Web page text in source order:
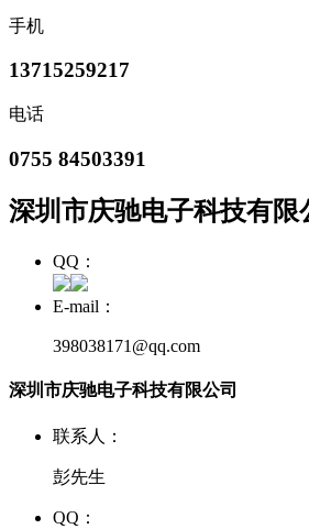
手机
13715259217
电话
0755 84503391
深圳市庆驰电子科技有限
QQ：
E-mail：
398038171@qq.com
深圳市庆驰电子科技有限公司
联系人：
彭先生
QQ：